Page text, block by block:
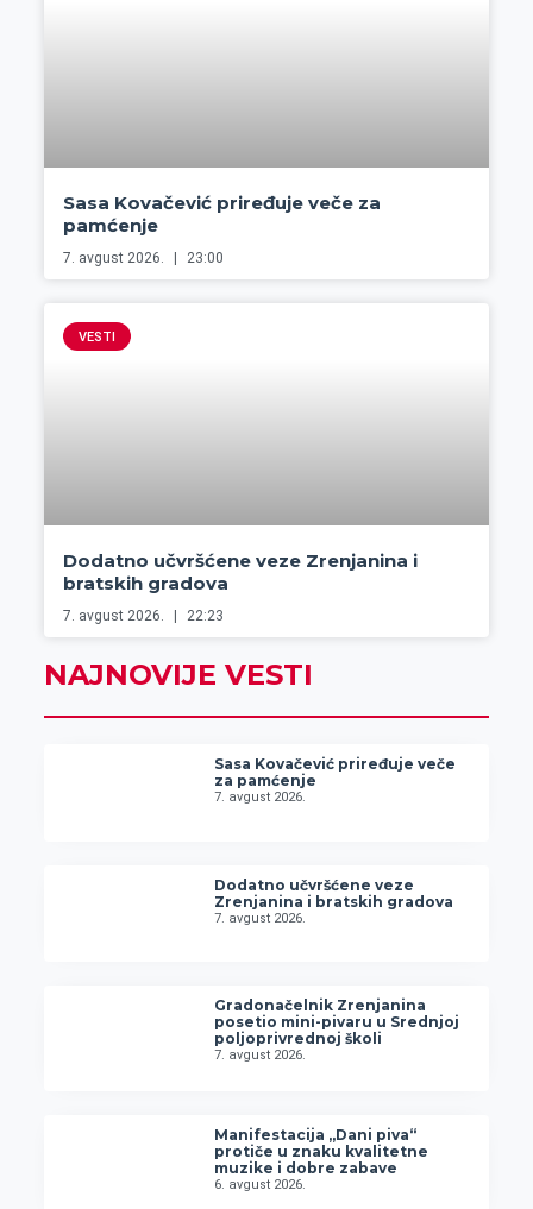
Sasa Kovačević priređuje veče za
pamćenje
7. avgust 2026. 23:00
VESTI
Dodatno učvršćene veze Zrenjanina i
bratskih gradova
7. avgust 2026. 22:23
NAJNOVIJE VESTI
Sasa Kovačević priređuje veče
za pamćenje
7. avgust 2026.
Dodatno učvršćene veze
Zrenjanina i bratskih gradova
7. avgust 2026.
Gradonačelnik Zrenjanina
posetio mini-pivaru u Srednjoj
poljoprivrednoj školi
7. avgust 2026.
Manifestacija „Dani piva“
protiče u znaku kvalitetne
muzike i dobre zabave
6. avgust 2026.